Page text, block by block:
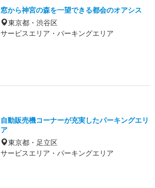
窓から神宮の森を一望できる都会のオアシス
東京都・渋谷区
サービスエリア・パーキングエリア
自動販売機コーナーが充実したパーキングエリ
ア
東京都・足立区
サービスエリア・パーキングエリア